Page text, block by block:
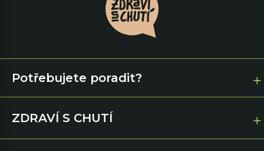
Potřebujete poradit?
ZDRAVÍ S CHUTÍ